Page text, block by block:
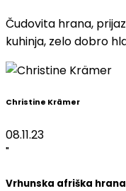
Čudovita hrana,
kuhinja, zelo dobro
Christine Krämer
08.11.23
"
Vrhunska afriška